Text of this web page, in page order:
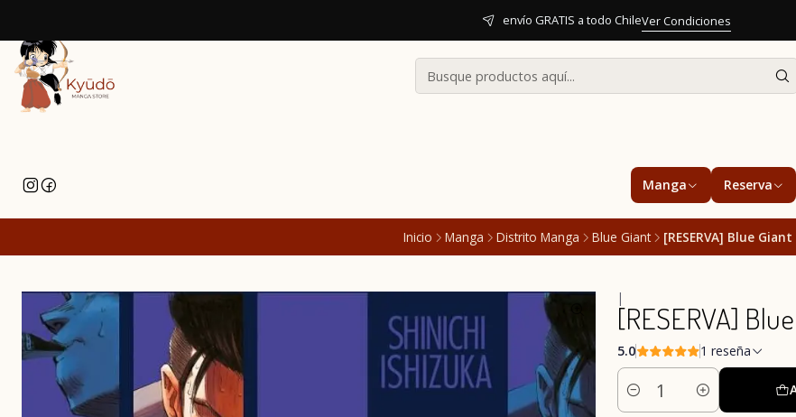
Manga Reserva
envío GRATIS a todo ChileVer Condiciones
Inicio Manga Distrito Manga Blue Giant [RESERVA] Blue Giant
|
[RESERVA]
5.0 1 reseña
Cantidad